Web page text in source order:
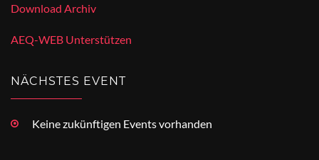
Download Archiv
AEQ-WEB Unterstützen
NÄCHSTES EVENT
Keine zukünftigen Events vorhanden